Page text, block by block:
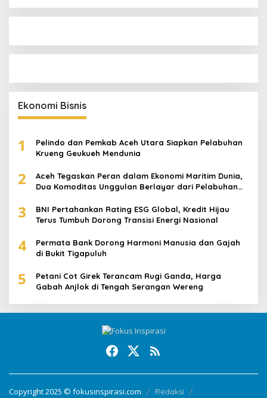
Ekonomi Bisnis
1
Pelindo dan Pemkab Aceh Utara Siapkan Pelabuhan
Krueng Geukueh Mendunia
2
Aceh Tegaskan Peran dalam Ekonomi Maritim Dunia,
Dua Komoditas Unggulan Berlayar dari Pelabuhan
3
BNI Pertahankan Rating ESG Global, Kredit Hijau
Terus Tumbuh Dorong Transisi Energi Nasional
4
Permata Bank Dorong Harmoni Manusia dan Gajah
di Bukit Tigapuluh
5
Petani Cot Girek Terancam Rugi Ganda, Harga
Gabah Anjlok di Tengah Serangan Wereng
Copyright 2025 © fokusinspirasi.com
Redaksi